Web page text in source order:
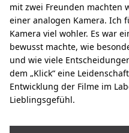
mit zwei Freunden machten
einer analogen Kamera. Ich
Kamera viel wohler. Es war
bewusst machte, wie
und wie viele
dem „Klick“ eine
Entwicklung der Filme im
Lieblingsgefühl.